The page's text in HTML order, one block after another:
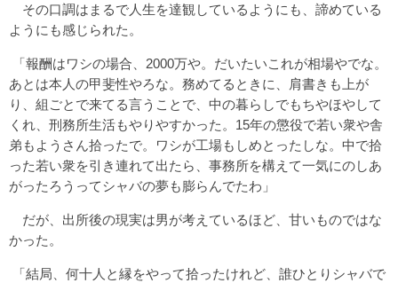
その口調はまるで人生を達観しているようにも、諦めている
ようにも感じられた。
「報酬はワシの場合、2000万や。だいたいこれが相場やでな。
あとは本人の甲斐性やろな。務めてるときに、肩書きも上が
り、組ごとで来てる言うことで、中の暮らしでもちやほやして
くれ、刑務所生活もやりやすかった。15年の懲役で若い衆や舎
弟もようさん拾ったで。ワシが工場もしめとったしな。中で拾
った若い衆を引き連れて出たら、事務所を構えて一気にのしあ
がったろうってシャバの夢も膨らんでたわ」
だが、出所後の現実は男が考えているほど、甘いものではな
かった。
「結局、何十人と縁をやって拾ったけれど、誰ひとりシャバで